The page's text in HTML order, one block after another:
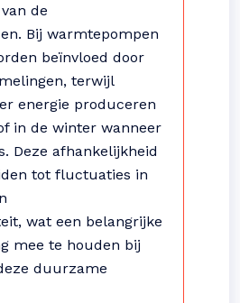
de
Bij warmtepompen
beïnvloed door
terwijl
energie produceren
in de winter wanneer
Deze afhankelijkheid
tot fluctuaties in
wat een belangrijke
mee te houden bij
duurzame